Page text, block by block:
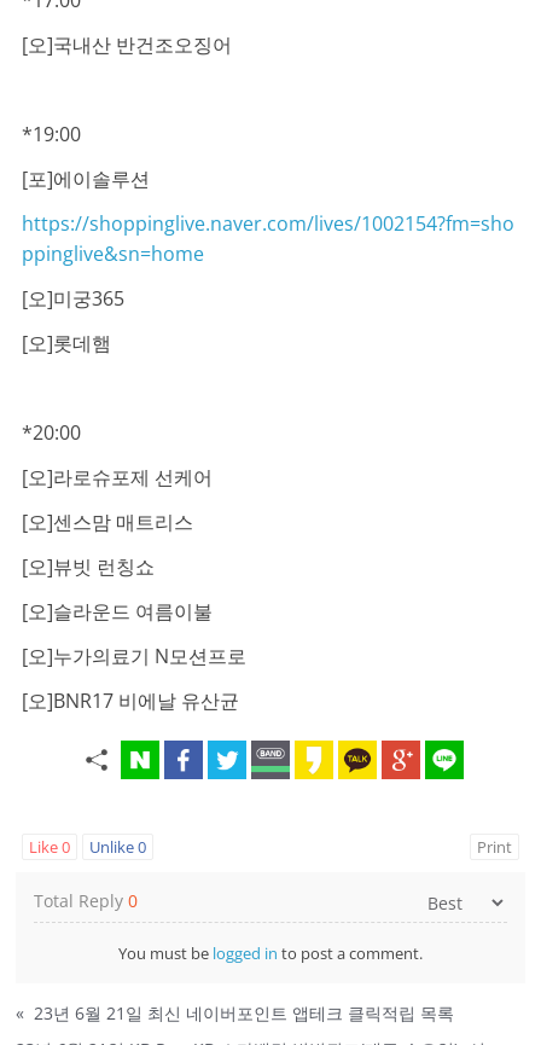
[오]국내산 반건조오징어
*19:00
[포]에이솔루션
https://shoppinglive.naver.com/lives/1002154?fm=sho
ppinglive&sn=home
[오]미궁365
[오]롯데햄
*20:00
[오]라로슈포제 선케어
[오]센스맘 매트리스
[오]뷰빗 런칭쇼
[오]슬라운드 여름이불
[오]누가의료기 N모션프로
[오]BNR17 비에날 유산균
Like0 Unlike0 Print
Total Reply0
You must be logged in to post a comment.
« 23년 6월 21일 최신 네이버포인트 앱테크 클릭적립 목록